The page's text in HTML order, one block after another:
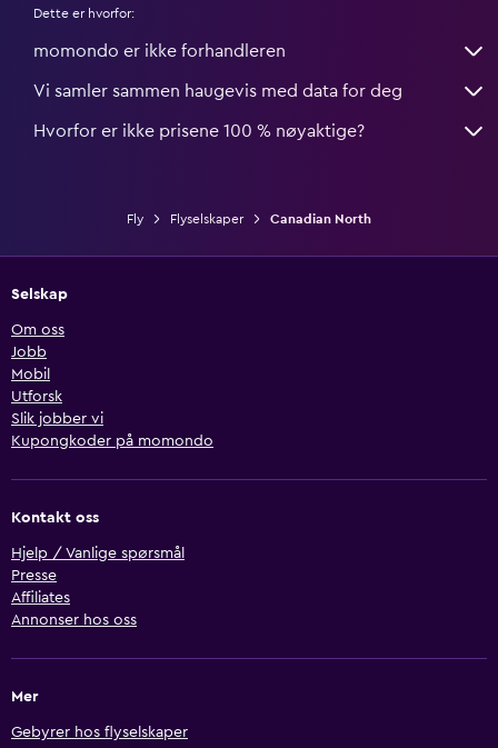
Dette er hvorfor:
momondo er ikke forhandleren
Vi samler sammen haugevis med data for deg
Hvorfor er ikke prisene 100 % nøyaktige?
Fly Flyselskaper Canadian North
Selskap
Om oss
Jobb
Mobil
Utforsk
Slik jobber vi
Kupongkoder på momondo
Kontakt oss
Hjelp / Vanlige spørsmål
Presse
Affiliates
Annonser hos oss
Mer
Gebyrer hos flyselskaper